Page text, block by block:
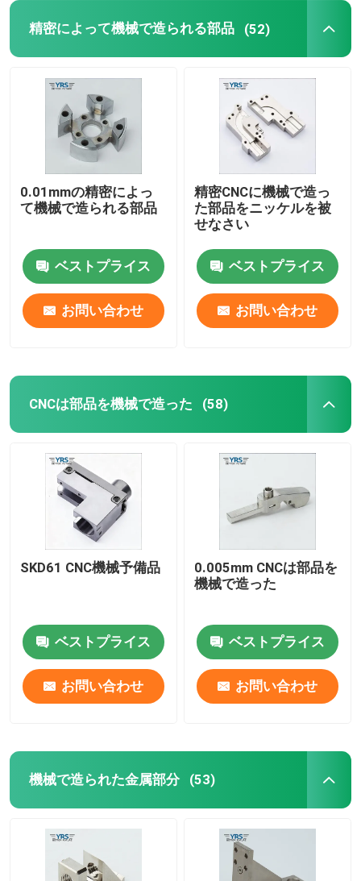
自転穿孔リベット機
精密によって機械で造られる部品 (52)
0.01mmの精密によっ
て機械で造られる部品
ベストプライス
お問い合わせ
精密CNCに機械で造っ
た部品をニッケルを被
せなさい
ベストプライス
お問い合わせ
CNCは部品を機械で造った (58)
SKD61 CNC機械予備品
ベストプライス
お問い合わせ
0.005mm CNCは部品を
機械で造った
ベストプライス
お問い合わせ
機械で造られた金属部分 (53)